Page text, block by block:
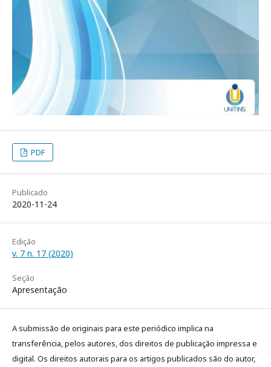
PDF
Publicado
2020-11-24
Edição
v. 7 n. 17 (2020)
Seção
Apresentação
A submissão de originais para este periódico implica na
transferência, pelos autores, dos direitos de publicação impressa e
digital. Os direitos autorais para os artigos publicados são do autor,